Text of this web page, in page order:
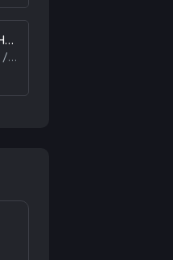
Enola Xolms 3 / Enola Holms 3 2026 HD Uzbek tilida Tarjima kino tas-ix skachat
Kinolar / AQSH kinolari / Tarjima kinolar